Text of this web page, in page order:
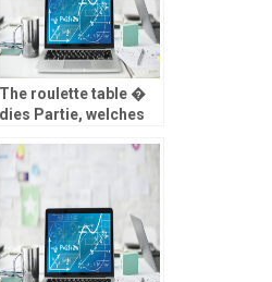
The roulette table �
dies Partie, welches
Verfemung zieht